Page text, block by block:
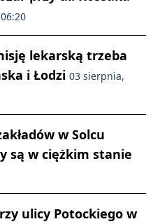
lekarską trzeba
i Łodzi 03 sierpnia,
w Solcu
są w ciężkim stanie
ulicy Potockiego w